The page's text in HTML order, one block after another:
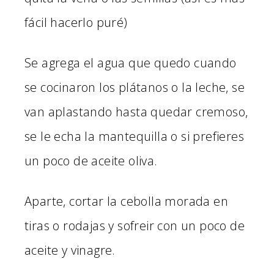
fácil hacerlo puré)
Se agrega el agua que quedo cuando
se cocinaron los plátanos o la leche, se
van aplastando hasta quedar cremoso,
se le echa la mantequilla o si prefieres
un poco de aceite oliva.
Aparte, cortar la cebolla morada en
tiras o rodajas y sofreir con un poco de
aceite y vinagre.